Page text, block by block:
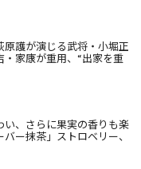
原護が演じる武将・小堀正
家康が重用、“出家を重
い、さらに果実の香りも楽
ー抹茶」ストロベリー、